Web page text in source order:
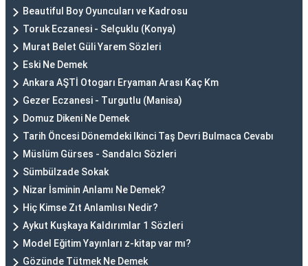
Beautiful Boy Oyuncuları ve Kadrosu
Toruk Eczanesi - Selçuklu (Konya)
Murat Belet Güli Yarem Sözleri
Eski Ne Demek
Ankara AŞTİ Otogarı Eryaman Arası Kaç Km
Gezer Eczanesi - Turgutlu (Manisa)
Domuz Dikeni Ne Demek
Tarih Öncesi Dönemdeki Ikinci Taş Devri Bulmaca Cevabı
Müslüm Gürses - Sandalcı Sözleri
Sümbülzade Sokak
Nizar İsminin Anlamı Ne Demek?
Hiç Kimse Zıt Anlamlısı Nedir?
Aykut Kuşkaya Kaldırımlar 1 Sözleri
Model Eğitim Yayınları z-kitap var mı?
Gözünde Tütmek Ne Demek